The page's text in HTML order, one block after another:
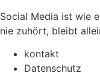
Social Media ist wie
nie zuhört, bleibt
kontakt
Datenschutz